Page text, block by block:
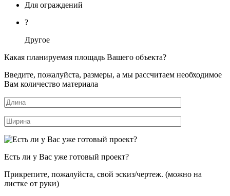
Для ограждений
?
Другое
Какая планируемая площадь Вашего объекта?
Введите, пожалуйста, размеры, а мы рассчитаем необходимое
Вам количество материала
Есть ли у Вас уже готовый проект?
Прикрепите, пожалуйста, свой эскиз/чертеж. (можно на
листке от руки)